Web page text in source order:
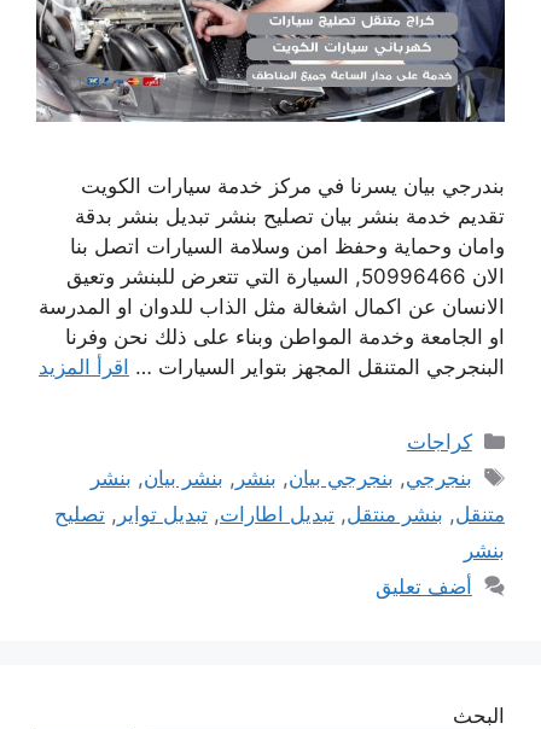
بندرجي بيان يسرنا في مركز خدمة سيارات الكويت
تقديم خدمة بنشر بيان تصليح بنشر تبديل بنشر بدقة
وامان وحماية وحفظ امن وسلامة السيارات اتصل بنا
الان 50996466, السيارة التي تتعرض للبنشر وتعيق
الانسان عن اكمال اشغالة مثل الذاب للدوان او المدرسة
او الجامعة وخدمة المواطن وبناء على ذلك نحن وفرنا
البنجرجي المتنقل المجهز بتواير السيارات … اقرأ المزيد
التصنيفات
كراجات
الوسوم
بنجرجي, بنجرجي بيان, بنشر , بنشر بيان, بنشر
متنقل, بنشر منتقل, تبديل اطارات, تبديل تواير , تصليح
بنشر
أضف تعليق
البحث